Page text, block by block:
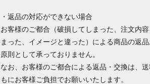
・返品の対応ができない場合
お客様のご都合（破損してしまった、注文内
まった、イメージと違った）による商品の返
原則として承っておりません。
なお、お客様のご都合による返品・交換は、
もにお客様ご負担でお願いいたします。